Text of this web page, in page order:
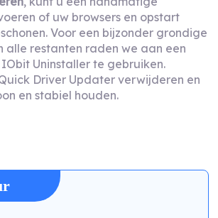
of uw browsers en opstart
Voor een bijzonder grondige
alle restanten raden we aan een
Uninstaller te gebruiken.
Driver Updater verwijderen en
en stabiel houden.